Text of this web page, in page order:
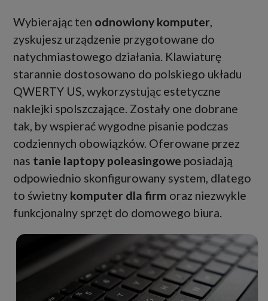
Wybierając ten odnowiony komputer
zyskujesz urządzenie przygotowane do
natychmiastowego działania. Klawiaturę
starannie dostosowano do polskiego układu
QWERTY US, wykorzystując estetyczne
naklejki spolszczające. Zostały one dobrane
tak, by wspierać wygodne pisanie podczas
codziennych obowiązków. Oferowane przez
nas tanie laptopy poleasingowe posiadają
odpowiednio skonfigurowany system, dlatego
to świetny komputer dla firm oraz niezwykle
funkcjonalny sprzęt do domowego biura.